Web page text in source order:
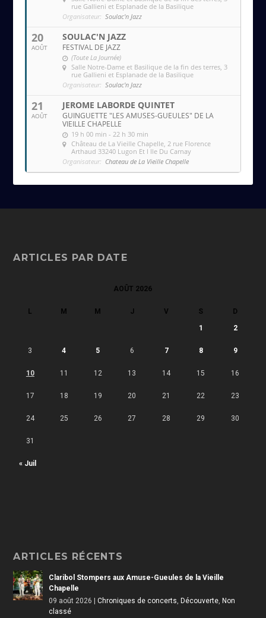
rue Gallieni et Esplanade de la Basilique
Organisateur: Soulac'n Jazz
20
AOÛT
SOULAC'N JAZZ
FESTIVAL DE JAZZ
(Toute La Journée)
Salle Notre-Dame et Basilique de la fin des terres , 3
rue Gallieni et Esplanade de la Basilique
Organisateur: Soulac'n Jazz
21
AOÛT
JEROME LABORDE QUINTET
GUINGUETTE "LES AMUSES-GUEULES" DE LA
VIEILLE CHAPELLE
19 h 00 min - 22 h 30 min
Château de La Vieille Chapelle , 2 rue Florence
Arthaud 33240 Lugon Et l Ile Du Carnay
Organisateur: Chateau de La Vieille Chapelle
ARTICLES PAR DATE
AOÛT 2026
L M M J V S D
« Juil
1 2
3 4 5 6 7 8 9
10 11 12 13 14 15 16
17 18 19 20 21 22 23
24 25 26 27 28 29 30
31
ARTICLES RÉCENTS
Claribol Stompers aux Amuse-Gueules de la Vieille
Chapelle
09 août 2026 |Chroniques de concerts ,Découverte ,Non
classé